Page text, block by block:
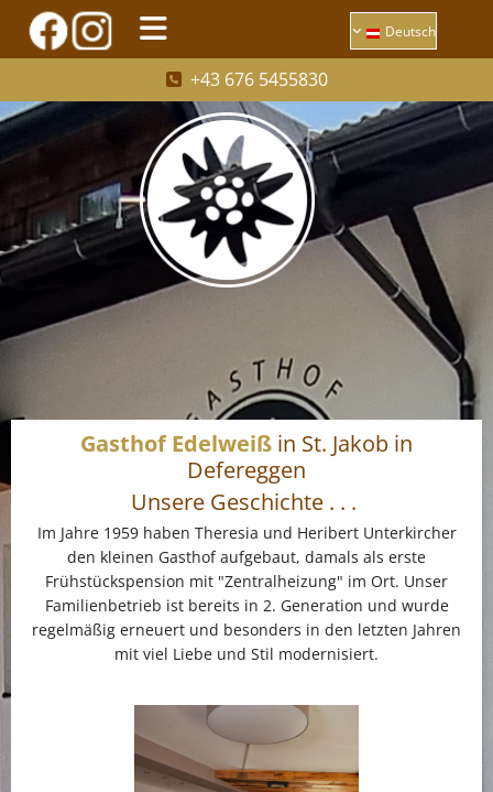
Deutsch
 +43 676 5455830
Gasthof Edelweiß in St. Jakob in
Defereggen
Unsere Geschichte . . .
Im Jahre 1959 haben Theresia und Heribert Unterkircher
den kleinen Gasthof aufgebaut, damals als erste
Frühstückspension mit "Zentralheizung" im Ort. Unser
Familienbetrieb ist bereits in 2. Generation und wurde
regelmäßig erneuert und besonders in den letzten Jahren
mit viel Liebe und Stil modernisiert.